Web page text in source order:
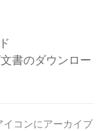
書のダウンロー
コンにアーカイブ